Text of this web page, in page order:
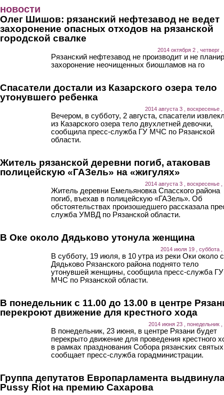
новости
Олег Шишов: рязанский нефтезавод не ведет
захоронение опасных отходов на рязанской
городской свалке
2014 октября 2 , четверг
Рязанский нефтезавод не производит и не
захоронение неочищенных биошламов на го
Спасатели достали из Казарского озера тело
утонувшего ребенка
2014 августа 3 , воскресенье ,
Вечером, в субботу, 2 августа, спасатели
из Казарского озера тело двухлетней девочки,
сообщила пресс-служба ГУ МЧС по Рязанской
области.
Житель рязанской деревни погиб, атаковав
полицейскую «ГАЗель» на «жигулях»
2014 августа 3 , воскресенье ,
Житель деревни Емельяновка Спасского района
погиб, въехав в полицейскую «ГАЗель». Об
обстоятельствах произошедшего рассказала
служба УМВД по Рязанской области.
В Оке около Дядьково утонула женщина
2014 июля 19 , суббота ,
В субботу, 19 июля, в 10 утра из реки Оки около
Дядьково Рязанского района поднято тело
утонувшей женщины, сообщила пресс-служба ГУ
МЧС по Рязанской области.
В понедельник с 11.00 до 13.00 в центре
перекроют движение для крестного хода
2014 июня 23 , понедельник ,
В понедельник, 23 июня, в центре Рязани будет
перекрыто движение для проведения крестного
в рамках празднования Собора рязанских
сообщает пресс-служба горадминистрации.
Группа депутатов Европарламента
Pussy Riot на премию Сахарова